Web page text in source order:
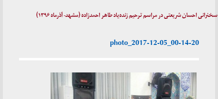
سخنرانی احسان شریعتی در مراسم ترحیم زنده‌یاد طاهر احمدزاده (مشهد- آذرماه ۱۳۹۶)
photo_2017-12-05_00-14-20